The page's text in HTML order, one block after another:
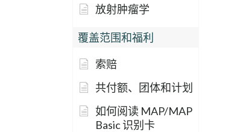
放射肿瘤学
覆盖范围和福利
索赔
共付额、团体和计划
如何阅读 MAP/MAP
Basic 识别卡